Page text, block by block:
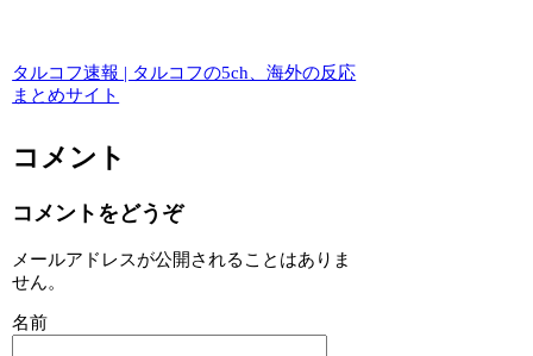
タルコフ速報 | タルコフの5ch、海外の反応
まとめサイト
コメント
コメントをどうぞ
メールアドレスが公開されることはありま
せん。
名前